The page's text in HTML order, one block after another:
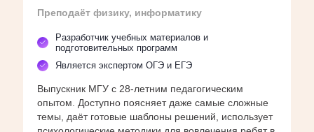
Преподаёт физику, информатику
Разработчик учебных материалов и
подготовительных программ
Является экспертом ОГЭ и ЕГЭ
Выпускник МГУ с 28-летним педагогическим
опытом. Доступно поясняет даже самые сложные
темы, даёт готовые шаблоны решений, использует